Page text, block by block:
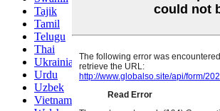
Tajik
Tamil
Telugu
Thai
Ukrainian
Urdu
Uzbek
Vietnamese